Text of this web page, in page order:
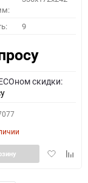
9
скидки:
Добавить